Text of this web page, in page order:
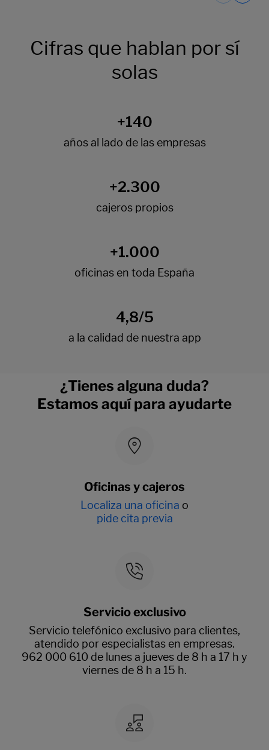
Cifras que hablan por sí
solas
¿Tienes alguna duda?
Estamos aquí para ayudarte
Oficinas y cajeros
Localiza una oficina o
pide cita previa
Servicio exclusivo
Servicio telefónico exclusivo para clientes,
atendido por especialistas en empresas.
962 000 610 de lunes a jueves de 8 h a 17 h y
viernes de 8 h a 15 h.